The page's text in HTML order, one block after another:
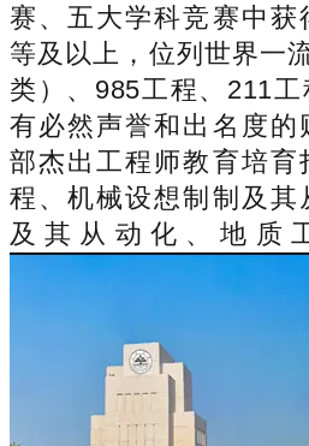
赛、五大学科竞赛中获
等及以上，位列世界一
类）、985工程、211
有必然声誉和出名度的
部杰出工程师教育培育
程、机械设想制制及其
及其从动化、地质